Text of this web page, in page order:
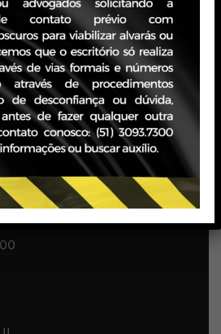
de equipes e pessoas.
RS
400 - Boa Vista, 10° andar